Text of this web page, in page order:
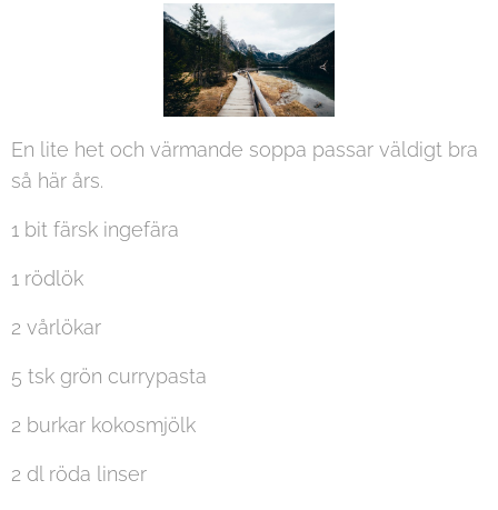
En lite het och värmande soppa passar väldigt bra
så här års.
1 bit färsk ingefära
1 rödlök
2 vårlökar
5 tsk grön currypasta
2 burkar kokosmjölk
2 dl röda linser